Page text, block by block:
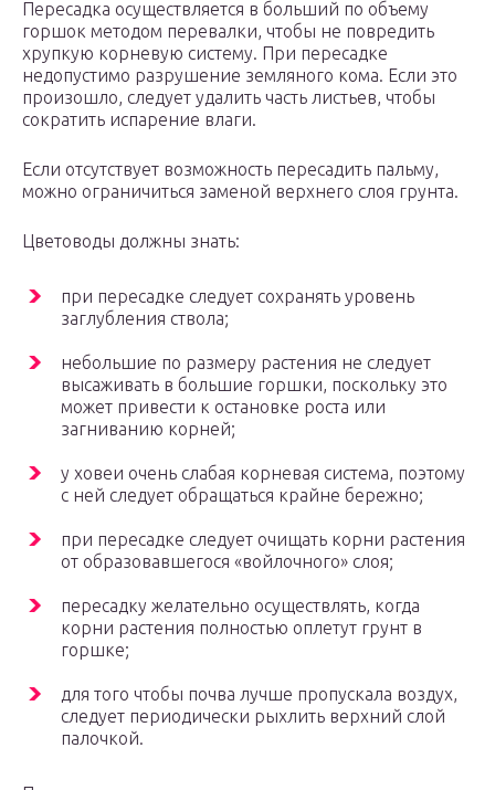
Пересадка осуществляется в больший по объему
горшок методом перевалки, чтобы не повредить
хрупкую корневую систему. При пересадке
недопустимо разрушение земляного кома. Если это
произошло, следует удалить часть листьев, чтобы
сократить испарение влаги.
Если отсутствует возможность пересадить пальму,
можно ограничиться заменой верхнего слоя грунта.
Цветоводы должны знать:
при пересадке следует сохранять уровень
заглубления ствола;
небольшие по размеру растения не следует
высаживать в большие горшки, поскольку это
может привести к остановке роста или
загниванию корней;
у ховеи очень слабая корневая система, поэтому
с ней следует обращаться крайне бережно;
при пересадке следует очищать корни растения
от образовавшегося «войлочного» слоя;
пересадку желательно осуществлять, когда
корни растения полностью оплетут грунт в
горшке;
для того чтобы почва лучше пропускала воздух,
следует периодически рыхлить верхний слой
палочкой.